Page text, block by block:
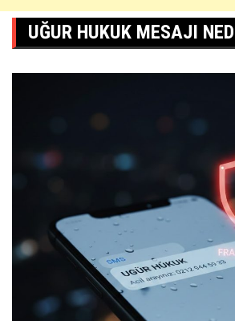
UĞUR HUKUK MESAJI